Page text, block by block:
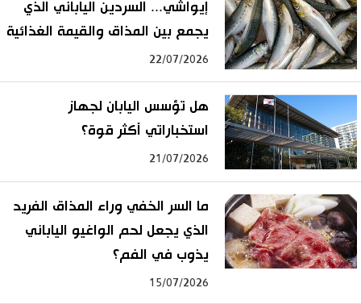
إيواشي... السردين الياباني الذي
يجمع بين المذاق والقيمة الغذائية
22/07/2026
هل تؤسس اليابان لجهاز
استخباراتي أكثر قوة؟
21/07/2026
ما السر الخفي وراء المذاق الفريد
الذي يجعل لحم الواغيو الياباني
يذوب في الفم؟
15/07/2026